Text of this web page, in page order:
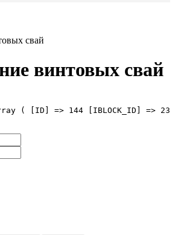
свай
винтовых свай
[ID] => 144 [IBLOCK_ID] => 23